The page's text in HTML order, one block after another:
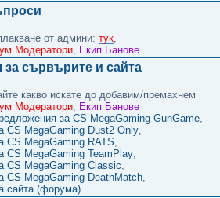
от админи: тук
Модератори Екип Банове
за сървърите и сайта
какво искате до добавим/премахнем
Модератори Екип Банове
за CS MegaGaming GunGame
CS MegaGaming Dust2 Only
CS MegaGaming RATS
CS MegaGaming TeamPlay
CS MegaGaming Classic
CS MegaGaming DeathMatch
сайта (форума)